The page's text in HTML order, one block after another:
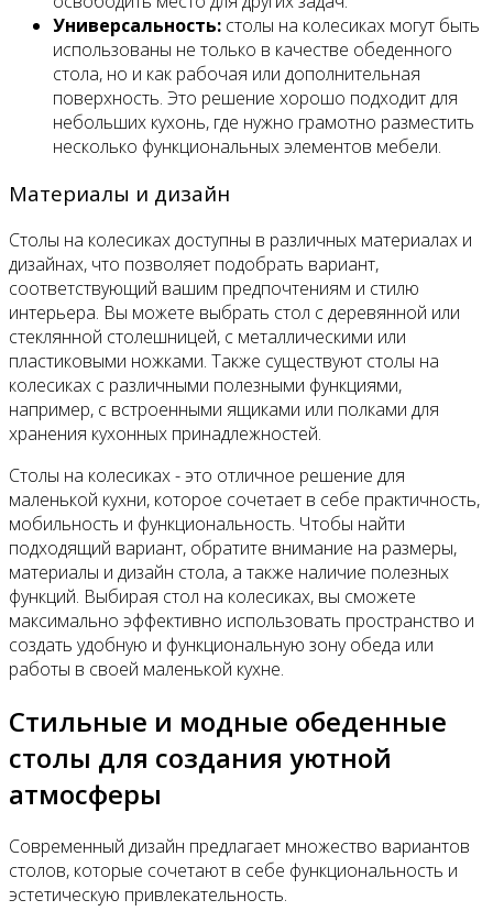
Универсальность: столы на колесиках могут быть
использованы не только в качестве обеденного
стола, но и как рабочая или дополнительная
поверхность. Это решение хорошо подходит для
небольших кухонь, где нужно грамотно разместить
несколько функциональных элементов мебели.
Материалы и дизайн
Столы на колесиках доступны в различных материалах и
дизайнах, что позволяет подобрать вариант,
соответствующий вашим предпочтениям и стилю
интерьера. Вы можете выбрать стол с деревянной или
стеклянной столешницей, с металлическими или
пластиковыми ножками. Также существуют столы на
колесиках с различными полезными функциями,
например, с встроенными ящиками или полками для
хранения кухонных принадлежностей.
Столы на колесиках - это отличное решение для
маленькой кухни, которое сочетает в себе практичность,
мобильность и функциональность. Чтобы найти
подходящий вариант, обратите внимание на размеры,
материалы и дизайн стола, а также наличие полезных
функций. Выбирая стол на колесиках, вы сможете
максимально эффективно использовать пространство и
создать удобную и функциональную зону обеда или
работы в своей маленькой кухне.
Стильные и модные обеденные
столы для создания уютной
атмосферы
Современный дизайн предлагает множество вариантов
столов, которые сочетают в себе функциональность и
эстетическую привлекательность.